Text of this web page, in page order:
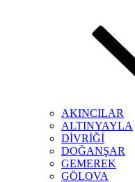
AKINCILAR
ALTINYAYLA
DİVRİĞİ
DOĞANŞAR
GEMEREK
GÖLOVA